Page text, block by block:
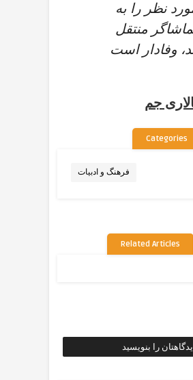
نظر را به
منتقل
وفادار است
جم
Categories
فرهنگ و ادبیات
Related Articles
را بنویسید